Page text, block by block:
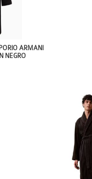
ARMANI
NEGRO